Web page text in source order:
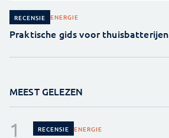
RECENSIE ENERGIE
Praktische gids voor thuisbatterijen
MEEST GELEZEN
RECENSIE ENERGIE